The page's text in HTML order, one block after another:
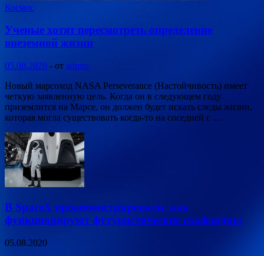
Космос
Ученые хотят пересмотреть определение
внеземной жизни
05.08.2020 - от admin
Новый марсоход NASA Perseverance (Настойчивость) имеет
четкую заявленную цель. Когда он в следующем году
приземлится на Марсе, он должен будет искать следы жизни,
которая могла существовать когда-то на соседней с …
В SpaceX продемонстрировали, как
функционируют футуристические скафандры
05.08.2020